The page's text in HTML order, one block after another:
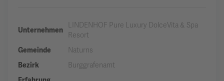
Unternehmen
LINDENHOF Pure Luxury DolceVita & Spa
Resort
Gemeinde
Naturns
Bezirk
Burggrafenamt